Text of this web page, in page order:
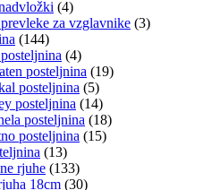
(4)
za vzglavnike (3)
(144)
(4)
posteljnina (19)
posteljnina (5)
posteljnina (14)
posteljnina (18)
posteljnina (15)
(13)
rjuhe (133)
18cm (30)